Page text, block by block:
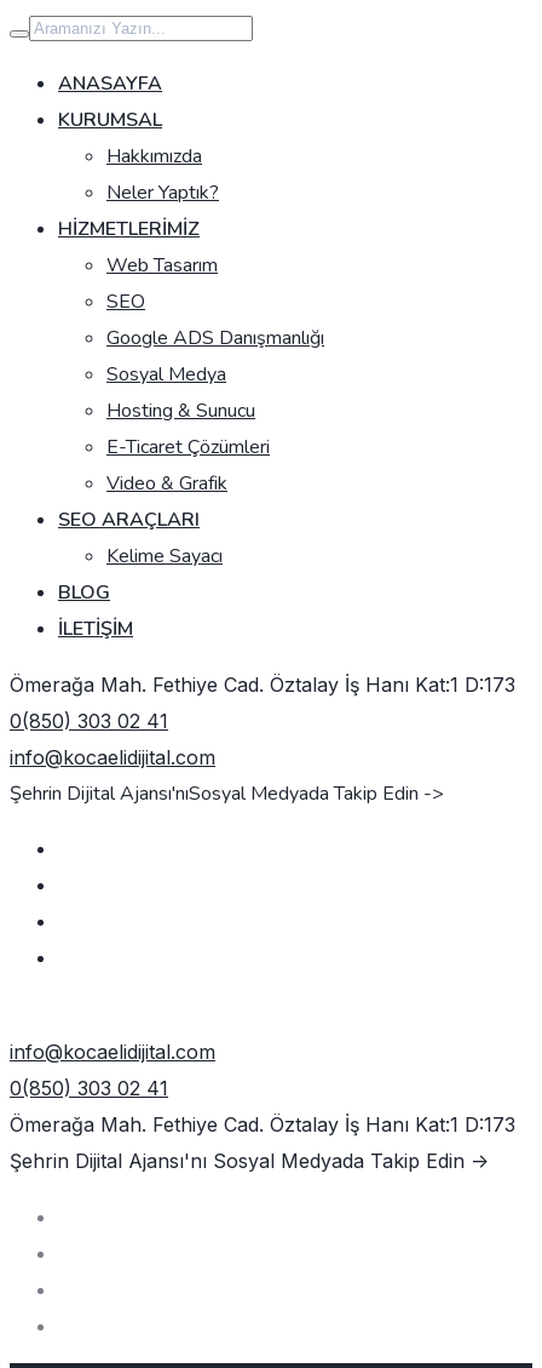
İçeriğe
geç
ANASAYFA
KURUMSAL
Hakkımızda
Neler Yaptık?
HIZMETLERIMIZ
Web Tasarım
SEO
Google ADS Danışmanlığı
Sosyal Medya
Hosting & Sunucu
E-Ticaret Çözümleri
Video & Grafik
SEO ARAÇLARI
Kelime Sayacı
BLOG
İLETIŞIM
Ömerağa Mah. Fethiye Cad. Öztalay İş Hanı Kat:1 D:173
0(850) 303 02 41
info@kocaelidijital.com
Şehrin Dijital Ajansı'nıSosyal Medyada Takip Edin ->
info@kocaelidijital.com
0(850) 303 02 41
Ömerağa Mah. Fethiye Cad. Öztalay İş Hanı Kat:1 D:173
Şehrin Dijital Ajansı'nı Sosyal Medyada Takip Edin ->